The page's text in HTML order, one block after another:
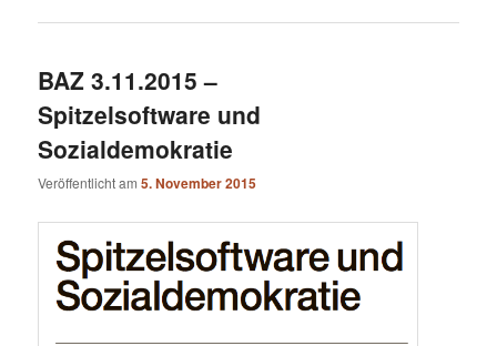
BAZ 3.11.2015 –
Spitzelsoftware und
Sozialdemokratie
Veröffentlicht am5. November 2015